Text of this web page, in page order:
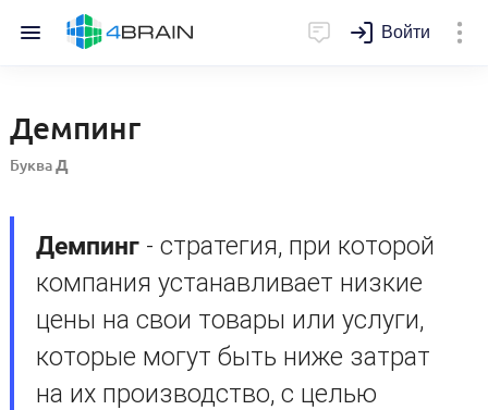
Войти
Демпинг
БукваД
Демпинг- стратегия, при которой
компания устанавливает низкие
цены на свои товары или услуги,
которые могут быть ниже затрат
на их производство, с целью